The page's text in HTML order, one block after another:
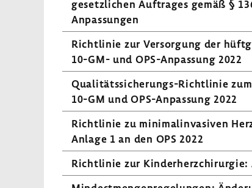
gesetz­li­chen Auftrages gemäß §
Anpas­sungen
Richt­linie zur Versor­gung der
10-GM- und OPS-​Anpassung 2022
Qualitätssicherungs-​Richtlinie
10-GM und OPS-​Anpassung 2022
Richt­linie zu mini­mal­in­va­siven
Anlage 1 an den OPS 2022
Richt­linie zur Kinder­herz­chir­urgie: